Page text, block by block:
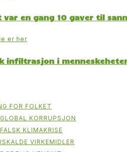
var en gang 10 gaver til
infiltrasjon i
FOR FOLKET
KORRUPSJON
KLIMAKRISE
VIRKEMIDLER